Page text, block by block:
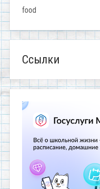
food
Ссылки